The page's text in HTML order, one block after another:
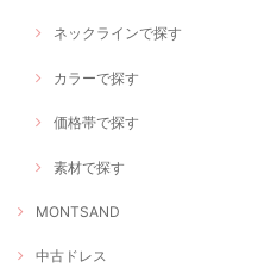
ネックラインで探す
カラーで探す
価格帯で探す
素材で探す
MONTSAND
中古ドレス